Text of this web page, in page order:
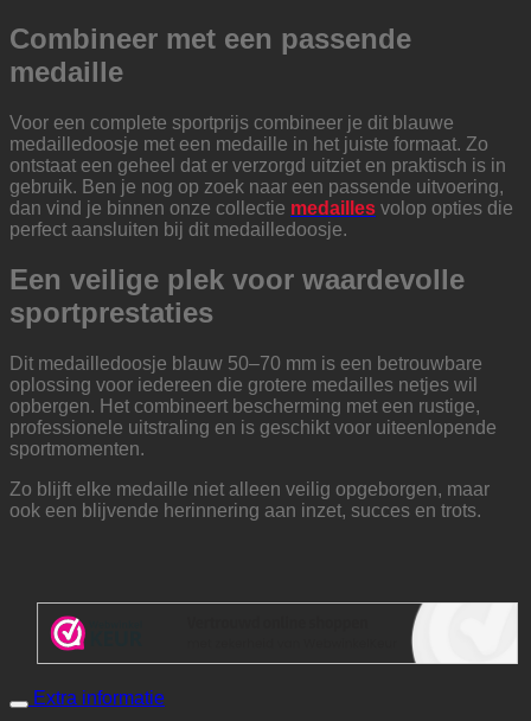
Combineer met een passende
medaille
Voor een complete sportprijs combineer je dit blauwe
medailledoosje met een medaille in het juiste formaat. Zo
ontstaat een geheel dat er verzorgd uitziet en praktisch is in
gebruik. Ben je nog op zoek naar een passende uitvoering,
dan vind je binnen onze collectie medailles volop opties die
perfect aansluiten bij dit medailledoosje.
Een veilige plek voor waardevolle
sportprestaties
Dit medailledoosje blauw 50–70 mm is een betrouwbare
oplossing voor iedereen die grotere medailles netjes wil
opbergen. Het combineert bescherming met een rustige,
professionele uitstraling en is geschikt voor uiteenlopende
sportmomenten.
Zo blijft elke medaille niet alleen veilig opgeborgen, maar
ook een blijvende herinnering aan inzet, succes en trots.
Extra informatie